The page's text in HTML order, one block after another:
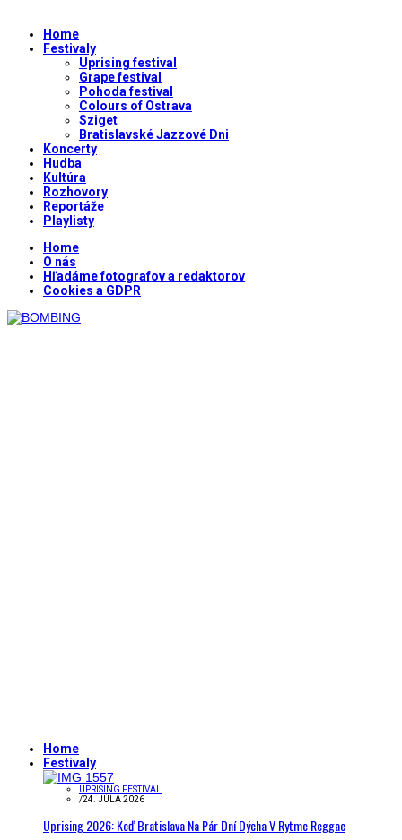
Home
Festivaly
Uprising festival
Grape festival
Pohoda festival
Colours of Ostrava
Sziget
Bratislavské Jazzové Dni
Koncerty
Hudba
Kultúra
Rozhovory
Reportáže
Playlisty
Home
O nás
Hľadáme fotografov a redaktorov
Cookies a GDPR
Home
Festivaly
UPRISING FESTIVAL
/24. JÚLA 2026
Uprising 2026: Keď Bratislava Na Pár Dní Dýcha V Rytme Reggae